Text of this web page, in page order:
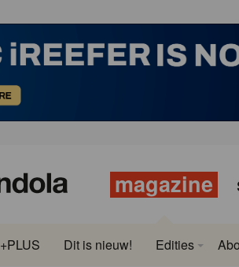
magazine
+PLUS Dit is nieuw! Edities